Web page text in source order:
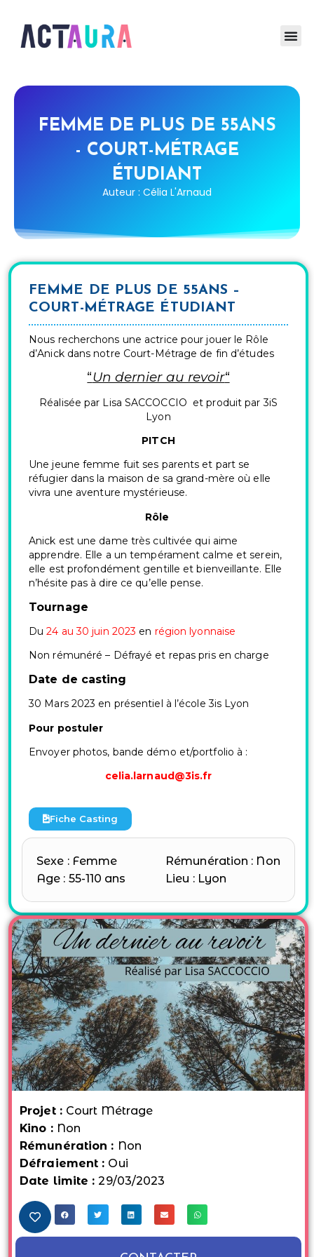
FEMME DE PLUS DE 55ANS
- COURT-MÉTRAGE
ÉTUDIANT
Auteur : Célia L'Arnaud
FEMME DE PLUS DE 55ANS –
COURT-MÉTRAGE ÉTUDIANT
Nous recherchons une actrice pour jouer le Rôle
d’Anick dans notre Court-Métrage de fin d’études
“Un dernier au revoir“
Réalisée par Lisa SACCOCCIO et produit par 3iS
Lyon
PITCH
Une jeune femme fuit ses parents et part se
réfugier dans la maison de sa grand-mère où elle
vivra une aventure mystérieuse.
Rôle
Anick est une dame très cultivée qui aime
apprendre. Elle a un tempérament calme et serein,
elle est profondément gentille et bienveillante. Elle
n’hésite pas à dire ce qu’elle pense.
Tournage
Du24 au 30 juin 2023 en région lyonnaise
Non rémunéré – Défrayé et repas pris en charge
Date de casting
30 Mars 2023 en présentiel à l’école 3is Lyon
Pour postuler
Envoyer photos, bande démo et/portfolio à :
celia.larnaud@3is.fr
Fiche Casting
Sexe : Femme
Age : 55-110 ans
Rémunération : Non
Lieu : Lyon
Projet : Court Métrage
Kino : Non
Rémunération : Non
Défraiement : Oui
Date limite :29/03/2023